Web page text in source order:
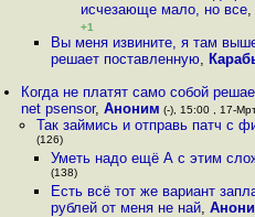
исчезающе мало, но все,
+1
Вы меня извините, я там
решает поставленную,
Когда не платят само собой
net psensor,Аноним (-), 15:00 , 17-
Так займись и отправь патч с
(126)
Уметь надо ещё А с этим
(138)
Есть всё тот же вариант
рублей от меня не най,